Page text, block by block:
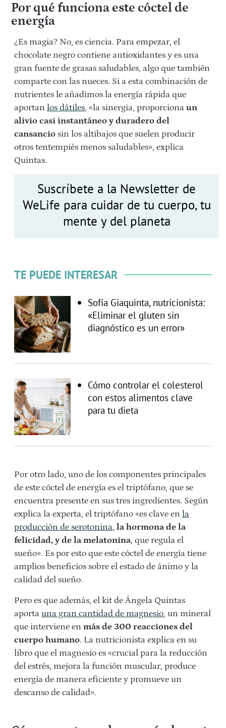
Por qué funciona este cóctel de
energía
¿Es magia? No, es ciencia. Para empezar, el
chocolate negro contiene antioxidantes y es una
gran fuente de grasas saludables, algo que también
comparte con las nueces. Si a esta combinación de
nutrientes le añadimos la energía rápida que
aportan los dátiles, «la sinergia, proporciona un
alivio casi instantáneo y duradero del
cansancio sin los altibajos que suelen producir
otros tentempiés menos saludables», explica
Quintas.
Suscríbete a la Newsletter de
WeLife para cuidar de tu cuerpo, tu
mente y del planeta
TE PUEDE INTERESAR
Sofía Giaquinta, nutricionista:
«Eliminar el gluten sin
diagnóstico es un error»
Cómo controlar el colesterol
con estos alimentos clave
para tu dieta
Por otro lado, uno de los componentes principales
de este cóctel de energía es el triptófano, que se
encuentra presente en sus tres ingredientes. Según
explica la experta, el triptófano «es clave en la
producción de serotonina, la hormona de la
felicidad, y de la melatonina, que regula el
sueño». Es por esto que este cóctel de energía tiene
amplios beneficios sobre el estado de ánimo y la
calidad del sueño.
Pero es que además, el kit de Ángela Quintas
aporta una gran cantidad de magnesio, un mineral
que interviene en más de 300 reacciones del
cuerpo humano. La nutricionista explica en su
libro que el magnesio es «crucial para la reducción
del estrés, mejora la función muscular, produce
energía de manera eficiente y promueve un
descanso de calidad».